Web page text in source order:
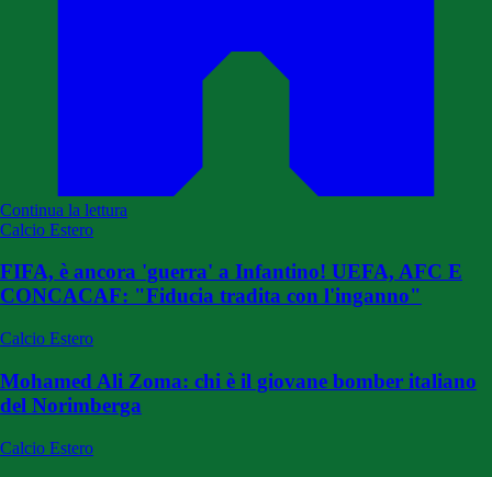
Continua la lettura
Calcio Estero
FIFA, è ancora 'guerra' a Infantino! UEFA, AFC E
CONCACAF: "Fiducia tradita con l'inganno"
Calcio Estero
Mohamed Ali Zoma: chi è il giovane bomber italiano
del Norimberga
Calcio Estero